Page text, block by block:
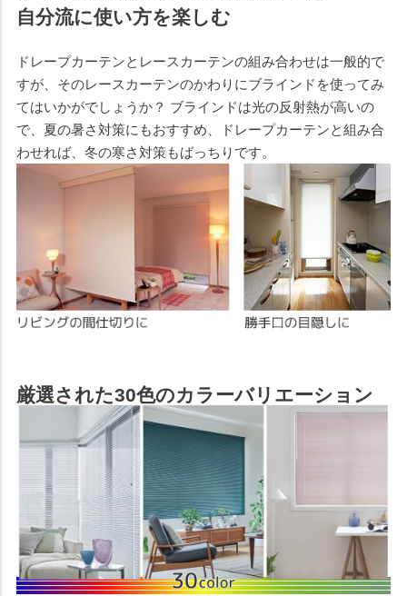
自分流に使い方を楽しむ
ドレープカーテンとレースカーテンの組み合わせは一般的で
すが、そのレースカーテンのかわりにブラインドを使ってみ
てはいかがでしょうか？ ブラインドは光の反射熱が高いの
で、夏の暑さ対策にもおすすめ、ドレープカーテンと組み合
わせれば、冬の寒さ対策もばっちりです。
厳選された30色のカラーバリエーション